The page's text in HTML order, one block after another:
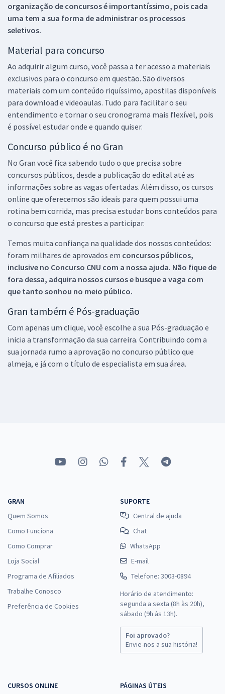
organização de concursos é importantíssimo, pois cada
uma tem a sua forma de administrar os processos
seletivos.
Material para concurso
Ao adquirir algum curso, você passa a ter acesso a materiais
exclusivos para o concurso em questão. São diversos
materiais com um conteúdo riquíssimo, apostilas disponíveis
para download e videoaulas. Tudo para facilitar o seu
entendimento e tornar o seu cronograma mais flexível, pois
é possível estudar onde e quando quiser.
Concurso público é no Gran
No Gran você fica sabendo tudo o que precisa sobre
concursos públicos, desde a publicação do edital até as
informações sobre as vagas ofertadas. Além disso, os cursos
online que oferecemos são ideais para quem possui uma
rotina bem corrida, mas precisa estudar bons conteúdos para
o concurso que está prestes a participar.
Temos muita confiança na qualidade dos nossos conteúdos:
foram milhares de aprovados em concursos públicos,
inclusive no Concurso CNU com a nossa ajuda. Não fique de
fora dessa, adquira nossos cursos e busque a vaga com
que tanto sonhou no meio público.
Gran também é Pós-graduação
Com apenas um clique, você escolhe a sua Pós-graduação e
inicia a transformação da sua carreira. Contribuindo com a
sua jornada rumo a aprovação no concurso público que
almeja, e já com o título de especialista em sua área.
GRAN
Quem Somos
Como Funciona
Como Comprar
Loja Social
Programa de Afiliados
Trabalhe Conosco
Preferência de Cookies
SUPORTE
Central de ajuda
Chat
WhatsApp
E-mail
Telefone: 3003-0894
Horário de atendimento:
segunda a sexta (8h às 20h),
sábado (9h às 13h).
Foi aprovado?
Envie-nos a sua história!
CURSOS ONLINE PÁGINAS ÚTEIS